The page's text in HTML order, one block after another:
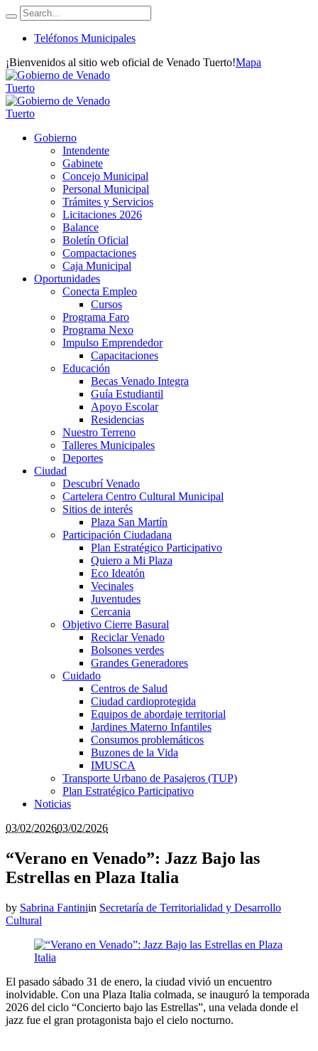
Teléfonos Municipales
¡Bienvenidos al sitio web oficial de Venado Tuerto!Mapa
Gobierno
Intendente
Gabinete
Concejo Municipal
Personal Municipal
Trámites y Servicios
Licitaciones 2026
Balance
Boletín Oficial
Compactaciones
Caja Municipal
Oportunidades
Conecta Empleo
Cursos
Programa Faro
Programa Nexo
Impulso Emprendedor
Capacitaciones
Educación
Becas Venado Integra
Guía Estudiantil
Apoyo Escolar
Residencias
Nuestro Terreno
Talleres Municipales
Deportes
Ciudad
Descubrí Venado
Cartelera Centro Cultural Municipal
Sitios de interés
Plaza San Martín
Participación Ciudadana
Plan Estratégico Participativo
Quiero a Mi Plaza
Eco Ideatón
Vecinales
Juventudes
Cercania
Objetivo Cierre Basural
Reciclar Venado
Bolsones verdes
Grandes Generadores
Cuidado
Centros de Salud
Ciudad cardioprotegida
Equipos de abordaje territorial
Jardines Materno Infantiles
Consumos problemáticos
Buzones de la Vida
IMUSCA
Transporte Urbano de Pasajeros (TUP)
Plan Estratégico Participativo
Noticias
03/02/202603/02/2026
“Verano en Venado”: Jazz Bajo las
Estrellas en Plaza Italia
by Sabrina Fantiniin Secretaría de Territorialidad y Desarrollo
Cultural
El pasado sábado 31 de enero, la ciudad vivió un encuentro
inolvidable. Con una Plaza Italia colmada, se inauguró la temporada
2026 del ciclo “Concierto bajo las Estrellas”, una velada donde el
jazz fue el gran protagonista bajo el cielo nocturno.